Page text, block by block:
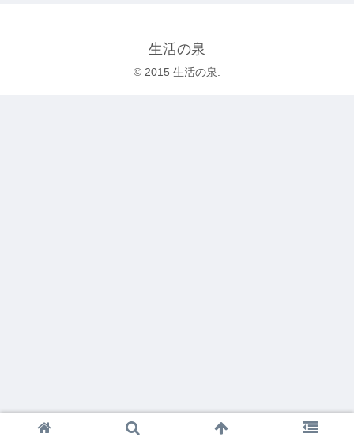
生活の泉
© 2015 生活の泉.